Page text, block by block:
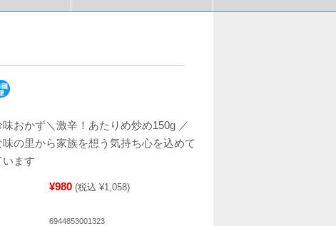
味おかず＼激辛！あたりめ炒め150g ／
味の里から家族を想う気持ち心を込めて
ます
¥980 (税込 ¥1,058)
6944853001323